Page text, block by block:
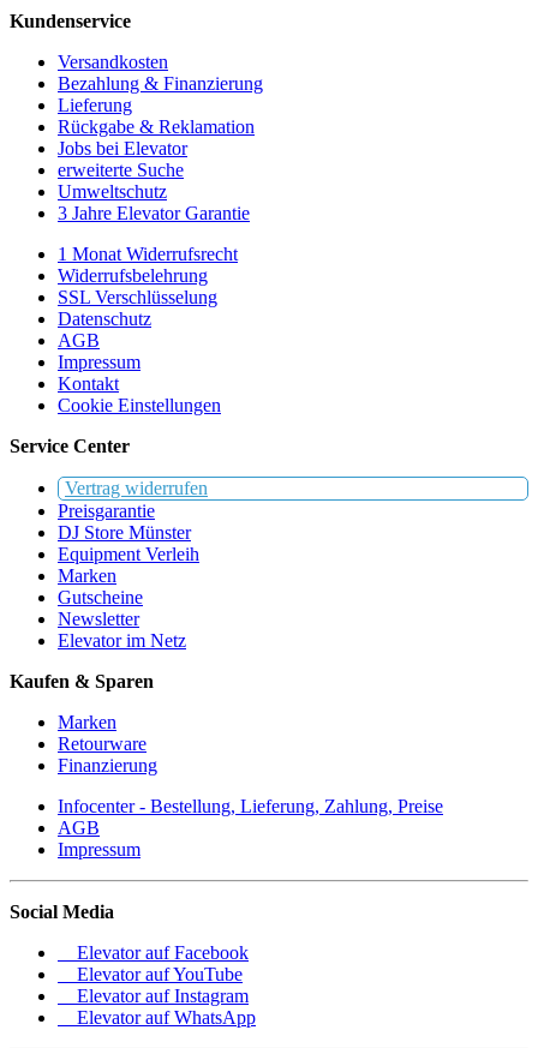
Kundenservice
Versandkosten
Bezahlung & Finanzierung
Lieferung
Rückgabe & Reklamation
Jobs bei Elevator
erweiterte Suche
Umweltschutz
3 Jahre Elevator Garantie
1 Monat Widerrufsrecht
Widerrufsbelehrung
SSL Verschlüsselung
Datenschutz
AGB
Impressum
Kontakt
Cookie Einstellungen
Service Center
Vertrag widerrufen
Preisgarantie
DJ Store Münster
Equipment Verleih
Marken
Gutscheine
Newsletter
Elevator im Netz
Kaufen & Sparen
Marken
Retourware
Finanzierung
Infocenter - Bestellung, Lieferung, Zahlung, Preise
AGB
Impressum
Social Media
Elevator auf Facebook
Elevator auf YouTube
Elevator auf Instagram
Elevator auf WhatsApp